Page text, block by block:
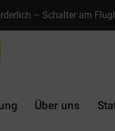
– Schalter am
Über uns